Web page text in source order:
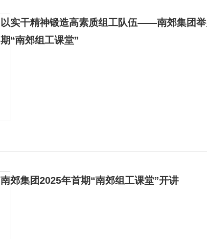
以实干精神锻造高素质组工队伍——南郊集团
期“南郊组工课堂”
南郊集团2025年首期“南郊组工课堂”开讲